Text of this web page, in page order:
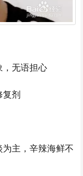
无语担心
剂
主，辛辣海鲜不